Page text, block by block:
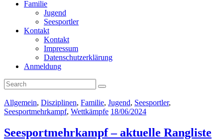
Familie
Jugend
Seesportler
Kontakt
Kontakt
Impressum
Datenschutzerklärung
Anmeldung
Allgemein, Disziplinen, Familie, Jugend, Seesportler,
Seesportmehrkampf, Wettkämpfe 18/06/2024
Seesportmehrkampf – aktuelle Rangliste